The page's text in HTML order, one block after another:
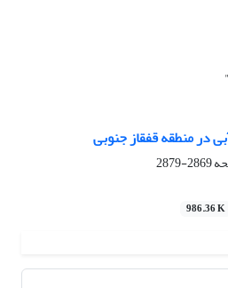
در منطقه قفقاز جنوبی
2869-2879
986.36 K